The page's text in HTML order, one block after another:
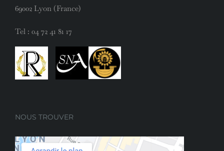
69002 Lyon (France)
Tel : 04 72 41 81 17
NOUS TROUVER